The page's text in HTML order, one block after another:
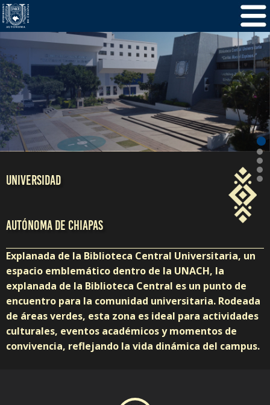
1/5
UNIVERSIDAD
AUTÓNOMA DE CHIAPAS
Explanada de la Biblioteca Central Universitaria, un
espacio emblemático dentro de la UNACH, la
explanada de la Biblioteca Central es un punto de
encuentro para la comunidad universitaria. Rodeada
de áreas verdes, esta zona es ideal para actividades
culturales, eventos académicos y momentos de
convivencia, reflejando la vida dinámica del campus.